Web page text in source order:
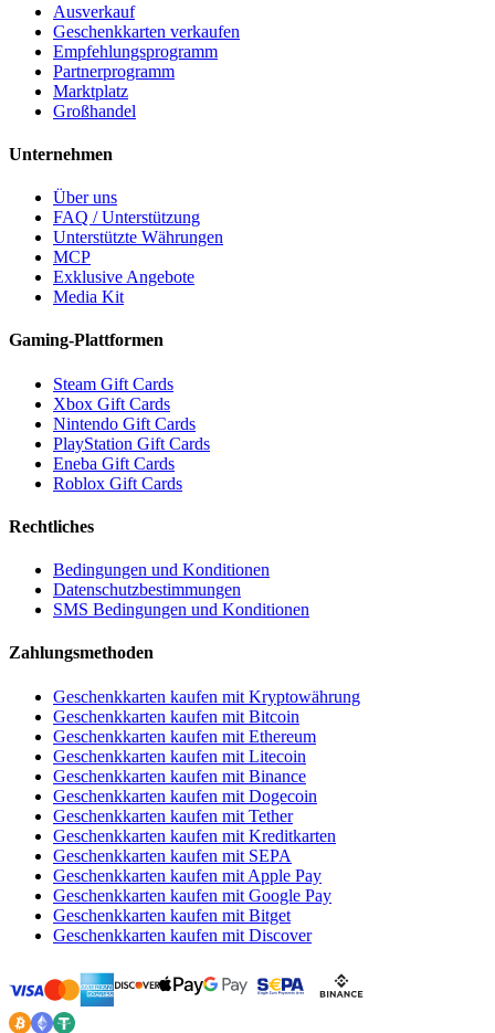
Ausverkauf
Geschenkkarten verkaufen
Empfehlungsprogramm
Partnerprogramm
Marktplatz
Großhandel
Unternehmen
Über uns
FAQ / Unterstützung
Unterstützte Währungen
MCP
Exklusive Angebote
Media Kit
Gaming-Plattformen
Steam Gift Cards
Xbox Gift Cards
Nintendo Gift Cards
PlayStation Gift Cards
Eneba Gift Cards
Roblox Gift Cards
Rechtliches
Bedingungen und Konditionen
Datenschutzbestimmungen
SMS Bedingungen und Konditionen
Zahlungsmethoden
Geschenkkarten kaufen mit Kryptowährung
Geschenkkarten kaufen mit Bitcoin
Geschenkkarten kaufen mit Ethereum
Geschenkkarten kaufen mit Litecoin
Geschenkkarten kaufen mit Binance
Geschenkkarten kaufen mit Dogecoin
Geschenkkarten kaufen mit Tether
Geschenkkarten kaufen mit Kreditkarten
Geschenkkarten kaufen mit SEPA
Geschenkkarten kaufen mit Apple Pay
Geschenkkarten kaufen mit Google Pay
Geschenkkarten kaufen mit Bitget
Geschenkkarten kaufen mit Discover